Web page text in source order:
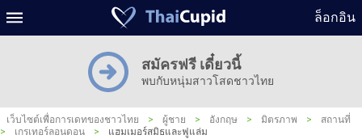
ล็อกอิน
สมัครฟรี เดี๋ยวนี้
พบกับหนุ่มสาวโสดชาวไทย
เว็บไซต์เพื่อการเดทของชาวไทย > ผู้ชาย > อังกฤษ > มิตรภาพ >
สถานที่
>
เกรเทอร์ลอนดอน > แฮมเมอร์สมิธและฟูแล่ม